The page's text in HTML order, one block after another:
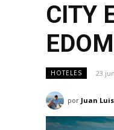
CITY
HOTELES 23
por Juan